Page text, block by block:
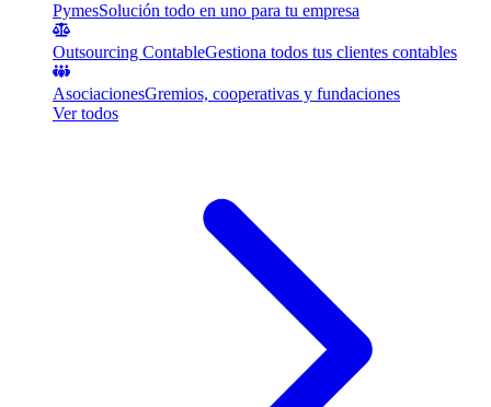
PymesSolución todo en uno para tu empresa
Outsourcing ContableGestiona todos tus clientes contables
AsociacionesGremios, cooperativas y fundaciones
Ver todos